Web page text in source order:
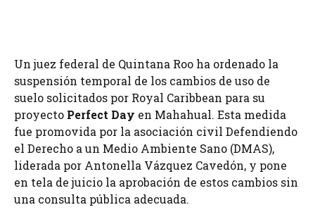
Un juez federal de Quintana Roo ha ordenado la
suspensión temporal de los cambios de uso de
suelo solicitados por Royal Caribbean para su
proyecto Perfect Day en Mahahual. Esta medida
fue promovida por la asociación civil Defendiendo
el Derecho a un Medio Ambiente Sano (DMAS),
liderada por Antonella Vázquez Cavedón, y pone
en tela de juicio la aprobación de estos cambios sin
una consulta pública adecuada.